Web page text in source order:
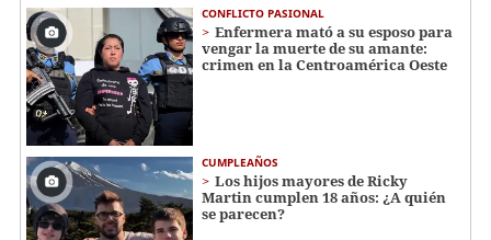
CONFLICTO PASIONAL
Enfermera mató a su esposo para
vengar la muerte de su amante:
crimen en la Centroamérica Oeste
CUMPLEAÑOS
Los hijos mayores de Ricky
Martin cumplen 18 años: ¿A quién
se parecen?